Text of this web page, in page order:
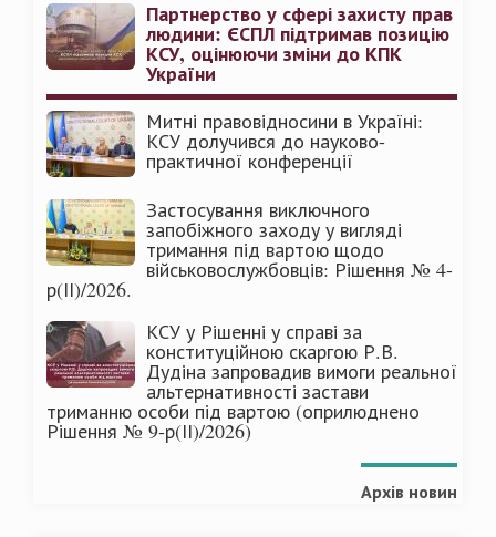
Партнерство у сфері захисту прав
людини: ЄСПЛ підтримав позицію
КСУ, оцінюючи зміни до КПК
України
Митні правовідносини в Україні:
КСУ долучився до науково-
практичної конференції
Застосування виключного
запобіжного заходу у вигляді
тримання під вартою щодо
військовослужбовців: Рішення № 4-
р(ІІ)/2026.
КСУ у Рішенні у справі за
конституційною скаргою Р.В.
Дудіна запровадив вимоги реальної
альтернативності застави
триманню особи під вартою (оприлюднено
Рішення № 9-р(ІІ)/2026)
Архів новин